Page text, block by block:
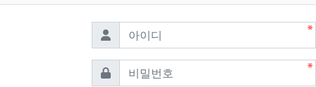
아이디 필수
비밀번호필수